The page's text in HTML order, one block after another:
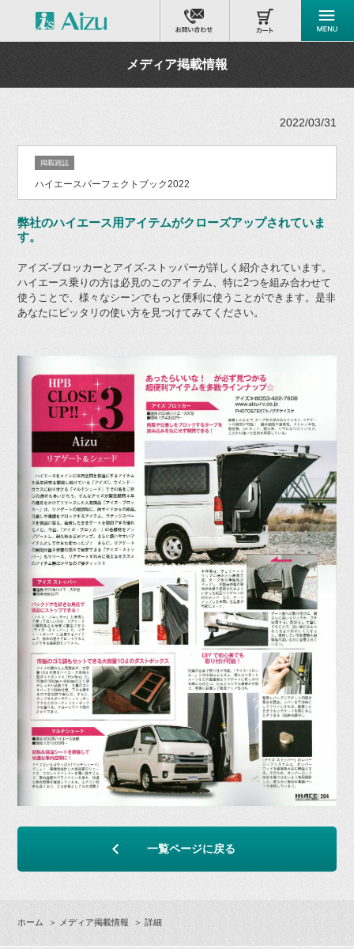
メディア掲載情報
2022/03/31
掲載雑誌
ハイエースパーフェクトブック2022
弊社のハイエース用アイテムがクローズアップされていま
す。
アイズ-ブロッカーとアイズ-ストッパーが詳しく紹介されています。
ハイエース乗りの方は必見のこのアイテム、特に2つを組み合わせて
使うことで、様々なシーンでもっと便利に使うことができます。是非
あなたにピッタリの使い方を見つけてみてください。
一覧ページに戻る
ホーム ＞ メディア掲載情報 ＞ 詳細